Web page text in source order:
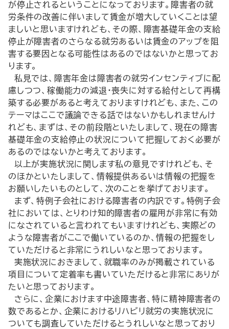
が停止されるということになっております。障害者の就
労条件の改善に伴いまして賃金が増大していくことは望
ましいと思いますけれども、その際、障害基礎年金の支給
停止が障害者のさらなる就労あるいは賃金のアップを阻
害する要因となる可能性はあるのではないかと思ってお
ります。
私見では、障害年金は障害者の就労インセンティブに配
慮しつつ、稼働能力の減退・喪失に対する給付として再構
築する必要があると考えておりますけれども、また、この
テーマはここで議論できる話ではないかもしれませんけ
れども、まずは、その前段階といたしまして、現在の障害
基礎年金の支給停止の状況について把握しておく必要が
あるのではないかと考えております。
以上が実施状況に関します私の意見ですけれども、そ
のほかといたしまして、情報提供あるいは情報の把握を
お願いしたいものとして、次のことを挙げております。
まず、特例子会社における障害者の内訳です。特例子会
社においては、とりわけ知的障害者の雇用が非常に有効
になされていると言われてもいますけれども、実際どの
ような障害者がここで働いているのか、情報の把握をし
ていただけると非常にうれしいなと思っております。
実施状況におきまして、就職率のみが掲載されている
項目について定着率も書いていただけると非常にありが
たいと思っております。
さらに、企業におけます中途障害者、特に精神障害者の
数であるとか、企業におけるリハビリ就労の実施状況に
ついても調査していただけるとうれしいなと思っており